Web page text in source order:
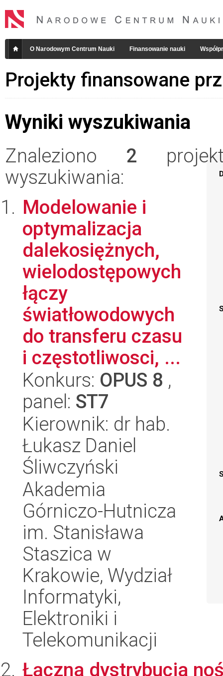
O Narodowym Centrum Nauki Finansowanie nauki
Projekty finansowane
Wyniki wyszukiwania
Znaleziono 2
wyszukiwania:
Modelowanie i
optymalizacja
dalekosiężnych,
wielodostępowych
łączy
światłowodowych
do transferu czasu
i częstotliwosci, ...
Konkurs: OPUS 8 ,
panel: ST7
Kierownik: dr hab.
Łukasz Daniel
Śliwczyński
Akademia
Górniczo-Hutnicza
im. Stanisława
Staszica w
Krakowie, Wydział
Informatyki,
Elektroniki i
Telekomunikacji
Łączna dystrybucja